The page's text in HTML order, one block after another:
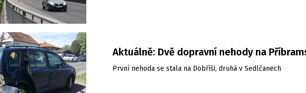
Aktuálně: Dvě dopravní nehody na
První nehoda se stala na Dobříši, druhá v Sedlčanech